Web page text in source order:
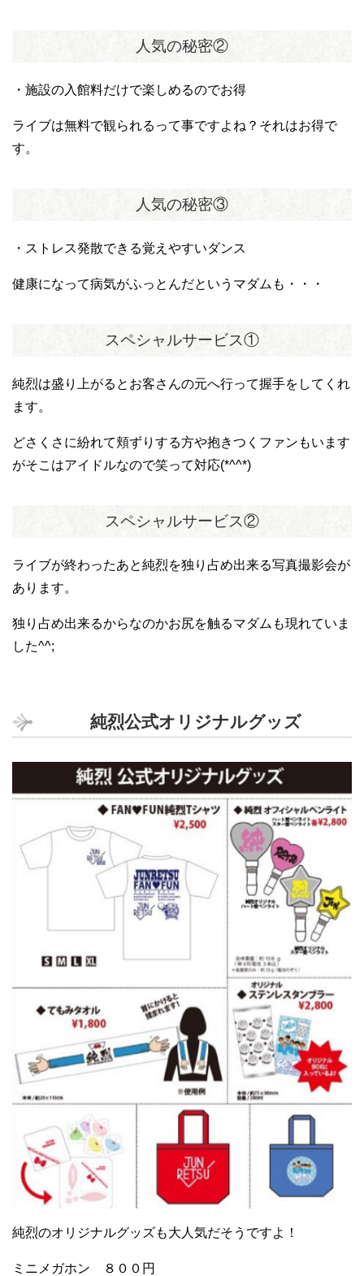
人気の秘密②
・施設の入館料だけで楽しめるのでお得
ライブは無料で観られるって事ですよね？それはお得で
す。
人気の秘密③
・ストレス発散できる覚えやすいダンス
健康になって病気がふっとんだというマダムも・・・
スペシャルサービス①
純烈は盛り上がるとお客さんの元へ行って握手をしてくれ
ます。
どさくさに紛れて頬ずりする方や抱きつくファンもいます
がそこはアイドルなので笑って対応(*^^*)
スペシャルサービス②
ライブが終わったあと純烈を独り占め出来る写真撮影会が
あります。
独り占め出来るからなのかお尻を触るマダムも現れていま
した^^;
純烈公式オリジナルグッズ
純烈のオリジナルグッズも大人気だそうですよ！
ミニメガホン ８００円